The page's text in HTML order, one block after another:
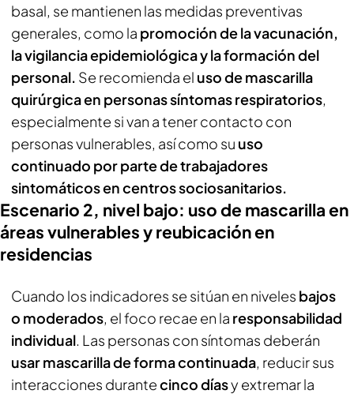
basal, se mantienen las medidas preventivas
generales, como la promoción de la vacunación,
la vigilancia epidemiológica y la formación del
personal. Se recomienda el uso de mascarilla
quirúrgica en personas síntomas respiratorios,
especialmente si van a tener contacto con
personas vulnerables, así como su uso
continuado por parte de trabajadores
sintomáticos en centros sociosanitarios.
Escenario 2, nivel bajo: uso de mascarilla en
áreas vulnerables y reubicación en
residencias
Cuando los indicadores se sitúan en niveles bajos
o moderados, el foco recae en la responsabilidad
individual. Las personas con síntomas deberán
usar mascarilla de forma continuada, reducir sus
interacciones durantecinco díasy extremar la